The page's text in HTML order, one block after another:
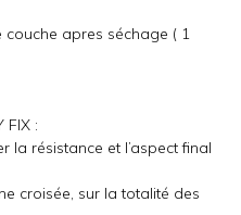
couche apres séchage ( 1
FIX :
la résistance et l’aspect final
croisée, sur la totalité des